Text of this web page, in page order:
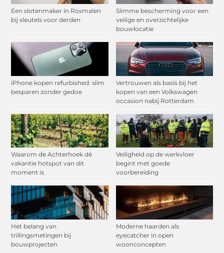
Een slotenmaker in Rosmalen
bij sleutels voor derden
Slimme bescherming voor een
veilige en overzichtelijke
bouwlocatie
iPhone kopen refurbished: slim
besparen zonder gedoe
Vertrouwen als basis bij het
kopen van een Volkswagen
occasion nabij Rotterdam
Waarom de Achterhoek dé
vakantie hotspot van dit
moment is
Veiligheid op de werkvloer
begint met goede
voorbereiding
Het belang van
trillingsmetingen bij
bouwprojecten
Moderne haarden als
eyecatcher in open
woonconcepten